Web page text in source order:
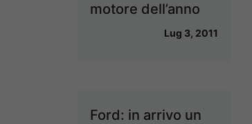
motore dell’anno
Lug 3, 2011
Ford: in arrivo un